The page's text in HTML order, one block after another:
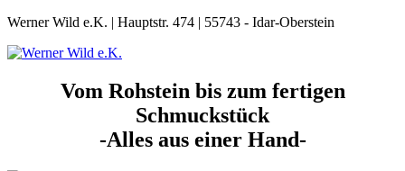
Zum
springen
Werner Wild e.K. | Hauptstr. 474 | 55743 - Idar-Oberstein
Vom Rohstein bis zum fertigen
Schmuckstück
-Alles aus einer Hand-